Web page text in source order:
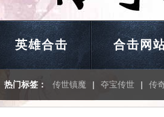
英雄合击 合击网
热门标签： 传世镇魔 | 夺宝传世 | 传